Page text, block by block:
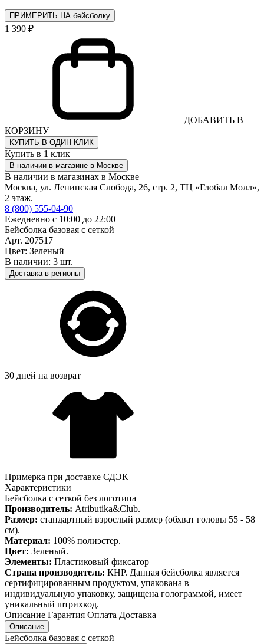
ПРИМЕРИТЬ НА бейсболку
1 390 ₽
ДОБАВИТЬ В
КОРЗИНУ
КУПИТЬ В ОДИН КЛИК
Купить в 1 клик
В наличии в магазине в Москве
В наличии в магазинах в Москве
Москва, ул. Ленинская Слобода, 26, стр. 2, ТЦ «Глобал Молл»,
2 этаж.
8 (800) 555-04-90
Ежедневно с 10:00 до 22:00
Бейсболка базовая с сеткой
Арт. 207517
Цвет: Зеленый
В наличии: 3 шт.
Доставка в регионы
30 дней на возврат
Примерка при доставке СДЭК
Характеристики
Бейсболка с сеткой без логотипа
Производитель: Atributika&Club.
Размер: стандартный взрослый размер (обхват головы 55 - 58
см).
Материал: 100% полиэстер.
Цвет: Зеленый.
Элементы: Пластиковый фиксатор
Страна производитель: КНР. Данная бейсболка является
сертифицированным продуктом, упакована в
индивидуальную упаковку, защищена голограммой, имеет
уникальный штрихкод.
Описание Гарантия Оплата Доставка
Описание
Бейсболка базовая с сеткой